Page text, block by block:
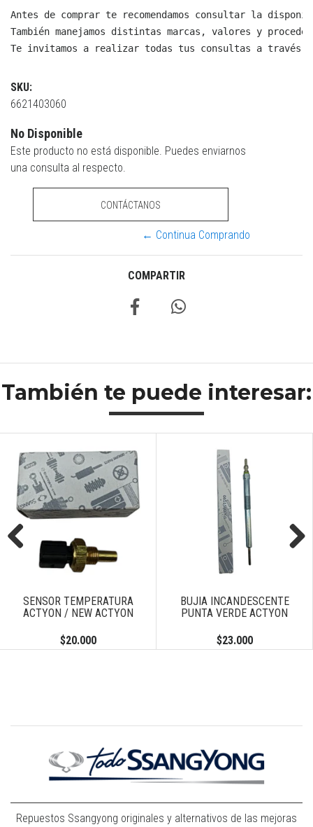
Antes de comprar te recomendamos consultar la
También manejamos distintas marcas, valores y
Te invitamos a realizar todas tus consultas a través
SKU:
6621403060
No Disponible
Este producto no está disponible. Puedes enviarnos
una consulta al respecto.
CONTÁCTANOS
← Continua Comprando
COMPARTIR
También te puede interesar:
SENSOR TEMPERATURA
ACTYON / NEW ACTYON
$20.000
BUJIA INCANDESCENTE
PUNTA VERDE ACTYON
$23.000
Previous
Repuestos Ssangyong originales y alternativos de las mejoras